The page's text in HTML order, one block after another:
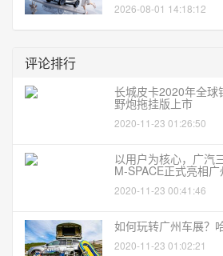
2026-08-01 14:18:12
评论排行
长城皮卡2020年全球
野炮拖挂版上市
2020-11-23 01:26:50
以用户为核心，广汽
M-SPACE正式亮相
2020-11-23 00:41:46
如何玩转广州车展？
2020-11-23 01:02:21